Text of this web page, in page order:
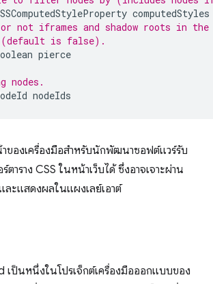
computedStyles
or not iframes and shadow roots in
is false).
pierce
nodes.
nodeIds
ของเครื่องมือสำหรับนักพัฒนาซอฟต์แวร์รับ
ตาราง CSS ในหน้าเว็บได้ ซึ่งอาจเจาะผ่าน
ละแสดงผลในแผงเลย์เอาต์
เป็นหนึ่งในโปรเจ็กต์เครื่องมือออกแบบของ